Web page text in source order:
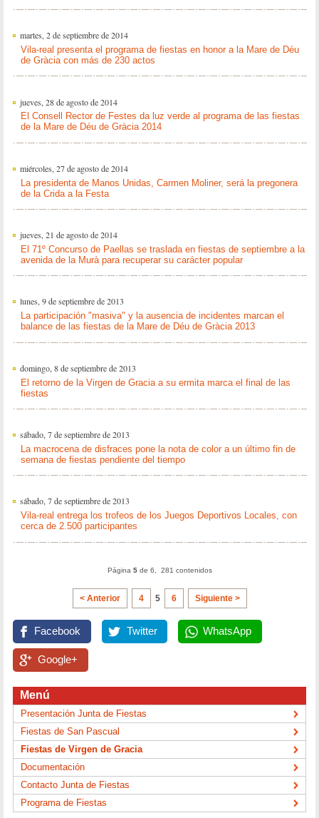
martes, 2 de septiembre de 2014
Vila-real presenta el programa de fiestas en honor a la Mare de Déu
de Gràcia con más de 230 actos
jueves, 28 de agosto de 2014
El Consell Rector de Festes da luz verde al programa de las fiestas
de la Mare de Déu de Gràcia 2014
miércoles, 27 de agosto de 2014
La presidenta de Manos Unidas, Carmen Moliner, será la pregonera
de la Crida a la Festa
jueves, 21 de agosto de 2014
El 71º Concurso de Paellas se traslada en fiestas de septiembre a la
avenida de la Murà para recuperar su carácter popular
lunes, 9 de septiembre de 2013
La participación "masiva" y la ausencia de incidentes marcan el
balance de las fiestas de la Mare de Déu de Gràcia 2013
domingo, 8 de septiembre de 2013
El retorno de la Virgen de Gracia a su ermita marca el final de las
fiestas
sábado, 7 de septiembre de 2013
La macrocena de disfraces pone la nota de color a un último fin de
semana de fiestas pendiente del tiempo
sábado, 7 de septiembre de 2013
Vila-real entrega los trofeos de los Juegos Deportivos Locales, con
cerca de 2.500 participantes
Página 5de 6, 281 contenidos
< Anterior 4 5 6 Siguiente >
Facebook Twitter WhatsApp
Google+
Menú
Presentación Junta de Fiestas
Fiestas de San Pascual
Fiestas de Virgen de Gracia
Documentación
Contacto Junta de Fiestas
Programa de Fiestas